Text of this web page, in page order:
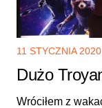
11 STYCZNIA 2020
Dużo
Wróciłem z